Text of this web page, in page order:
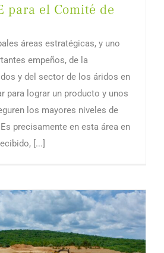
para el Comité de
áreas estratégicas, y uno
empeños, de la
y del sector de los áridos en
para lograr un producto y unos
los mayores niveles de
precisamente en esta área en
[...]